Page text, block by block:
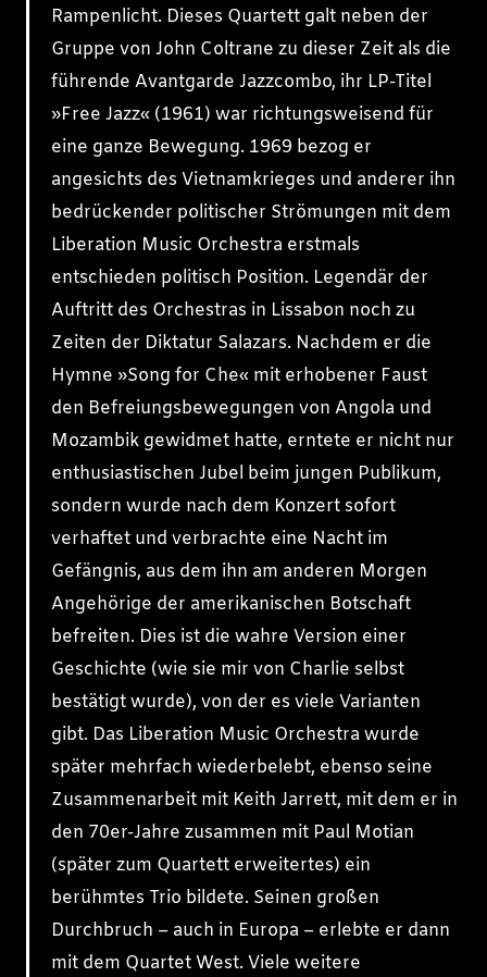
Rampenlicht. Dieses Quartett galt neben der
Gruppe von John Coltrane zu dieser Zeit als die
führende Avantgarde Jazzcombo, ihr LP-Titel
»Free Jazz« (1961) war richtungsweisend für
eine ganze Bewegung. 1969 bezog er
angesichts des Vietnamkrieges und anderer ihn
bedrückender politischer Strömungen mit dem
Liberation Music Orchestra erstmals
entschieden politisch Position. Legendär der
Auftritt des Orchestras in Lissabon noch zu
Zeiten der Diktatur Salazars. Nachdem er die
Hymne »Song for Che« mit erhobener Faust
den Befreiungsbewegungen von Angola und
Mozambik gewidmet hatte, erntete er nicht nur
enthusiastischen Jubel beim jungen Publikum,
sondern wurde nach dem Konzert sofort
verhaftet und verbrachte eine Nacht im
Gefängnis, aus dem ihn am anderen Morgen
Angehörige der amerikanischen Botschaft
befreiten. Dies ist die wahre Version einer
Geschichte (wie sie mir von Charlie selbst
bestätigt wurde), von der es viele Varianten
gibt. Das Liberation Music Orchestra wurde
später mehrfach wiederbelebt, ebenso seine
Zusammenarbeit mit Keith Jarrett, mit dem er in
den 70er-Jahre zusammen mit Paul Motian
(später zum Quartett erweitertes) ein
berühmtes Trio bildete. Seinen großen
Durchbruch – auch in Europa – erlebte er dann
mit dem Quartet West. Viele weitere